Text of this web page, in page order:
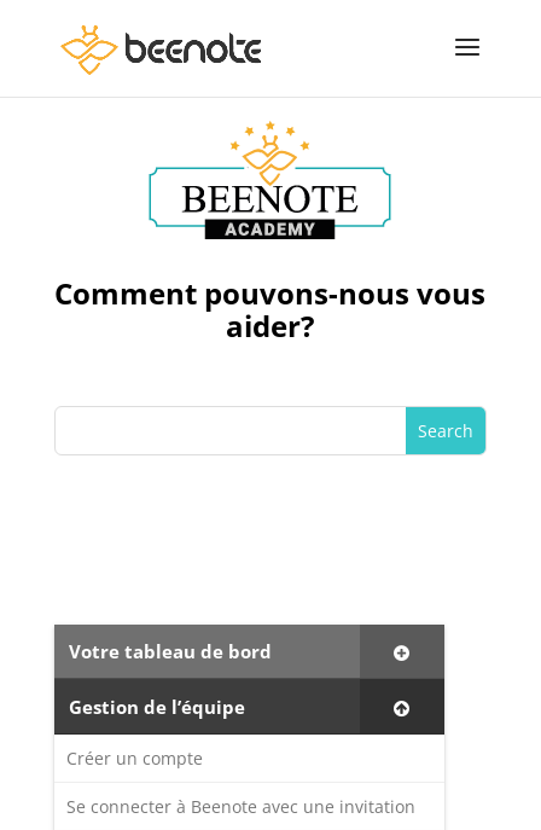
Comment pouvons-nous vous
aider?
Votre tableau de bord
Gestion de l’équipe
Créer un compte
Se connecter à Beenote avec une invitation